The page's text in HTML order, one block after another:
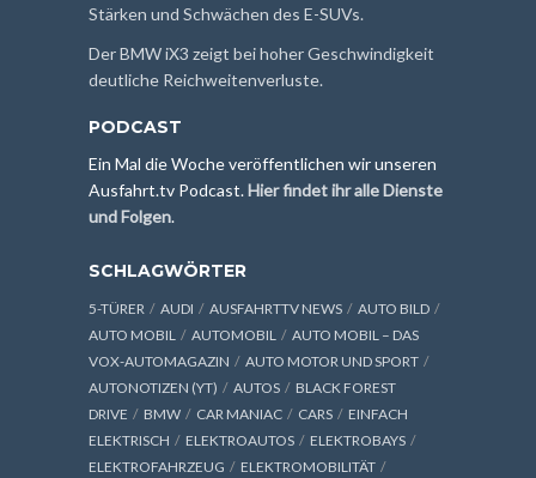
Stärken und Schwächen des E-SUVs.
Der BMW iX3 zeigt bei hoher Geschwindigkeit
deutliche Reichweitenverluste.
PODCAST
Ein Mal die Woche veröffentlichen wir unseren
Ausfahrt.tv Podcast.Hier findet ihr alle Dienste
und Folgen.
SCHLAGWÖRTER
5-TÜRER AUDI AUSFAHRTTV NEWS
AUTO BILD
AUTO MOBIL
AUTOMOBIL
AUTO MOBIL – DAS
VOX-AUTOMAGAZIN
AUTO MOTOR UND SPORT
AUTONOTIZEN (YT)
AUTOS
BLACK FOREST
DRIVE
BMW CAR MANIAC CARS
EINFACH
ELEKTRISCH
ELEKTROAUTOS
ELEKTROBAYS
ELEKTROFAHRZEUG
ELEKTROMOBILITÄT